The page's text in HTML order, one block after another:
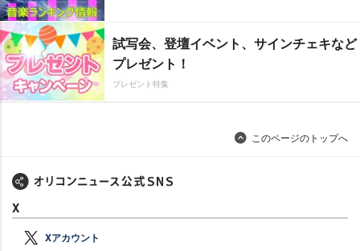
試写会、登壇イベント、サインチェキなど
プレゼント！
プレゼント特集
このページのトップへ
X
Xアカウント